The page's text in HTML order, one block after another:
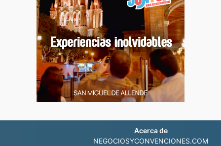
Acerca de
NEGOCIOSYCONVENCIONES.COM